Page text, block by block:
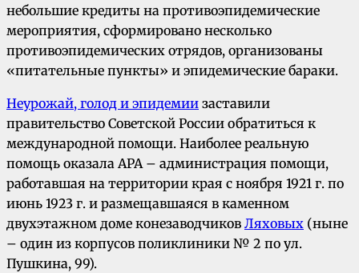
небольшие кредиты на противоэпидемические
мероприятия, сформировано несколько
противоэпидемических отрядов, организованы
«питательные пункты» и эпидемические бараки.
Неурожай, голод и эпидемии заставили
правительство Советской России обратиться к
международной помощи. Наиболее реальную
помощь оказала АРА – администрация помощи,
работавшая на территории края с ноября 1921 г. по
июнь 1923 г. и размещавшаяся в каменном
двухэтажном доме конезаводчиков Ляховых (ныне
– один из корпусов поликлиники № 2 по ул.
Пушкина, 99).